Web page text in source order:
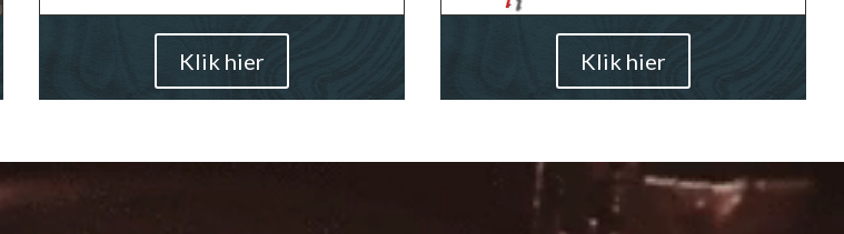
Klik hier Klik hier